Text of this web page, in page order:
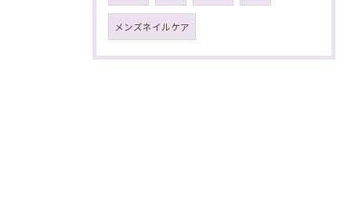
メンズネイルケア